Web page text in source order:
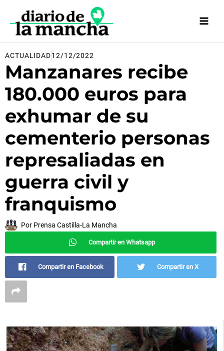
contenido
ACTUALIDAD12/12/2022
Manzanares recibe
180.000 euros para
exhumar de su
cementerio personas
represaliadas en
guerra civil y
franquismo
Por Prensa Castilla-La Mancha
Compartir en Whatsapp
Compartir en Facebook Compartir en X